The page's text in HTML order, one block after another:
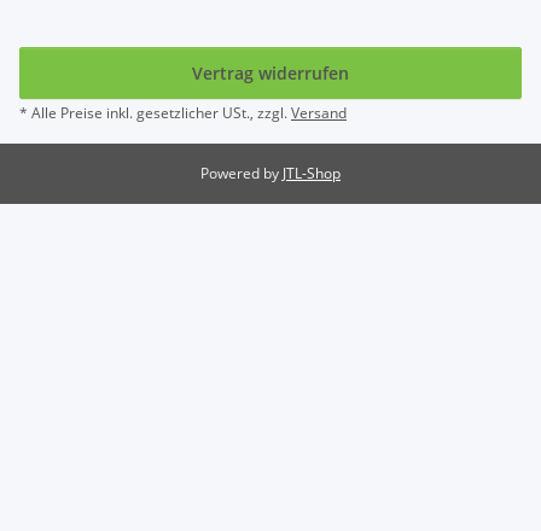
Vertrag widerrufen
* Alle Preise inkl. gesetzlicher USt., zzgl.Versand
Powered by JTL-Shop